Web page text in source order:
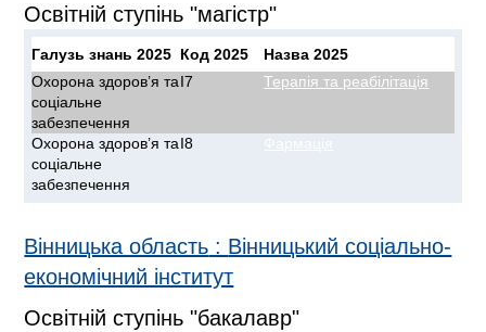
Освітній ступінь "магістр"
Галузь знань 2025 Код 2025
Назва 2025
Охорона здоров’я та
соціальне
забезпечення
I7 Терапія та реабілітація
Охорона здоров’я та
соціальне
забезпечення
I8
Вінницька область : Вінницький соціально-
економічний інститут
Освітній ступінь "бакалавр"